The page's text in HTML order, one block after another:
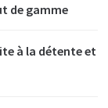
de gamme
à la détente et